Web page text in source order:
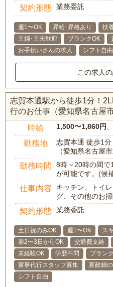
契約形態 業務委託
週1〜OK 昇給･昇格あり 扶
主婦･主夫歓迎
ブランクOK
お手伝いさんの求人
シフト自由
この求人
志賀本通駅から徒歩1分！
行のお仕事（愛知県名古屋市
時給 1,500〜1,860円
勤務地
志賀本通 徒歩1分
（愛知県名古屋
勤務時間
8時～20時の間で
が可能です。(候
仕事内容
キッチン、トイ
グ、その他のお
契約形態 業務委託
土日祝のみOK 週1〜OK
ス
週2〜3日からOK
交通費支給
未経験OK
学歴不問 ブラン
家事代行スタッフ募集
家政婦
シフト自由